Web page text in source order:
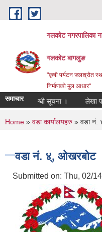
Skip to main content
गलकोट नगरपालिका
गलकोट बागलुङ
"कृषी पर्यटन जलश्रोत
निर्माणको मुल आधार"
समाचारगर्ने सम्बन्धी सूचना । लेखा
You are here
Home » वडा कार्यालयहरु » वडा नं.
वडा नं. ४्, ओखरबोट
Submitted on: Thu, 02/